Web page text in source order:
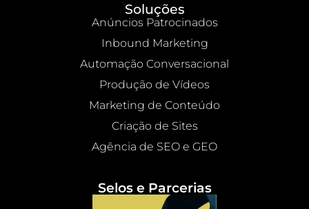
Soluções
Anúncios Patrocinados
Inbound Marketing
Automação Conversacional
Produção de Vídeos
Marketing de Conteúdo
Criação de Sites
Agência de SEO e GEO
Selos e Parcerias